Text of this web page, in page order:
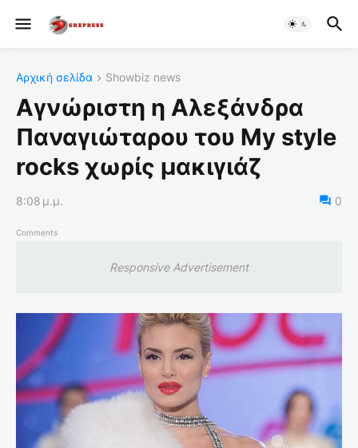
Αρχική σελίδα Showbiz news
Αγνώριστη η Αλεξάνδρα
Παναγιώταρου του My style
rocks χωρίς μακιγιάζ
8:08 μ.μ. 0
Comments
Responsive Advertisement